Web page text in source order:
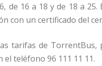
de 16 a 18 y de 18 a
con un certificado del
tarifas de
teléfono 96 111 11 11.